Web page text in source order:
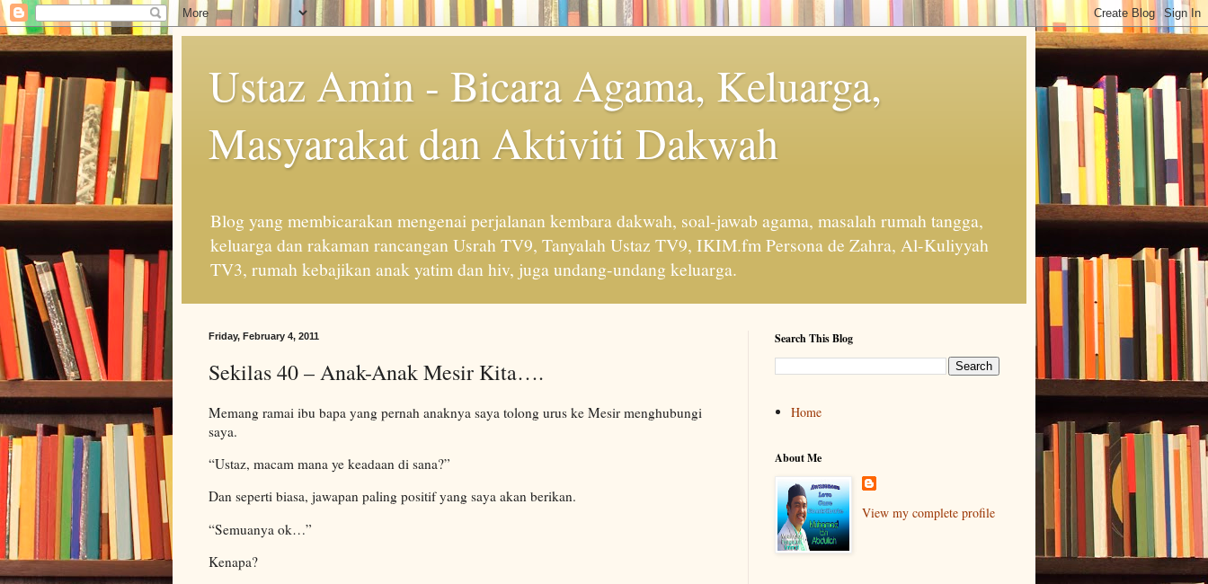
Ustaz Amin - Bicara Agama, Keluarga,
Masyarakat dan Aktiviti Dakwah
Blog yang membicarakan mengenai perjalanan kembara dakwah, soal-jawab agama, masalah rumah tangga,
keluarga dan rakaman rancangan Usrah TV9, Tanyalah Ustaz TV9, IKIM.fm Persona de Zahra, Al-Kuliyyah
TV3, rumah kebajikan anak yatim dan hiv, juga undang-undang keluarga.
Friday, February 4, 2011
Sekilas 40 – Anak-Anak Mesir Kita….
Memang ramai ibu bapa yang pernah anaknya saya tolong urus ke Mesir menghubungi
saya.
“Ustaz, macam mana ye keadaan di sana?”
Dan seperti biasa, jawapan paling positif yang saya akan berikan.
“Semuanya ok…”
Kenapa?
Search This Blog
Home
About Me
View my complete profile